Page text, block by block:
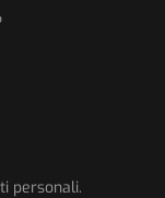
personali.